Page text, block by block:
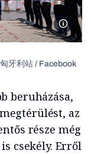
A
牙利站 / Facebook
beruházása,
az
része még
csekély. Erről